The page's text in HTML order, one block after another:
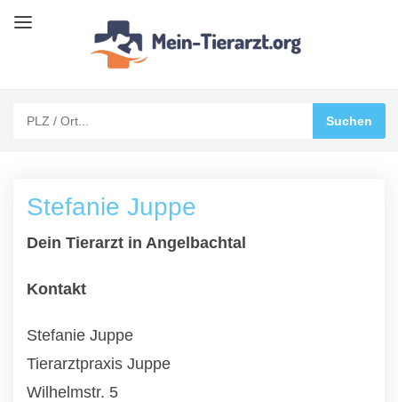
Stefanie Juppe
Dein Tierarzt in Angelbachtal
Kontakt
Stefanie Juppe
Tierarztpraxis Juppe
Wilhelmstr. 5